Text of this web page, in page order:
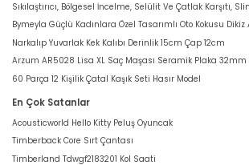
Sıkılaştırıcı, Bölgesel İncelme, Selülit Ve Çatlak Karşıtı,
Bymeyla Güçlü Kadınlara Özel Tasarımlı Oto Kokusu
Narkalıp Yuvarlak Kek Kalıbı Derinlik 15cm Çap 12cm
Arzum AR5028 Lisa XL Saç Maşası Seramik Plaka 32mm
60 Parça 12 Kişilik Çatal Kaşık Seti Hasır Model
En Çok Satanlar
Acousticworld Hello Kitty Peluş Oyuncak
Timberback Core Sırt Çantası
Timberland Tdwgf2183201 Kol Saati